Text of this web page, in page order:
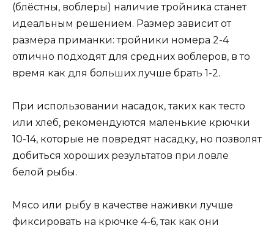
(блёстны, воблеры) наличие тройника станет
идеальным решением. Размер зависит от
размера приманки: тройники номера 2-4
отлично подходят для средних воблеров, в то
время как для больших лучше брать 1-2.
При использовании насадок, таких как тесто
или хлеб, рекомендуются маленькие крючки
10-14, которые не повредят насадку, но позволят
добиться хороших результатов при ловле
белой рыбы.
Мясо или рыбу в качестве наживки лучше
фиксировать на крючке 4-6, так как они